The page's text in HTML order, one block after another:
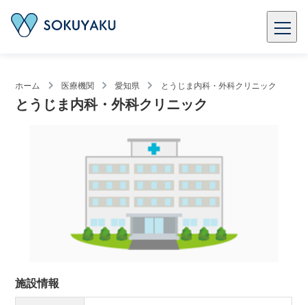
ホーム 医療機関 愛知県 とうじま内科・外科クリニック
とうじま内科・外科クリニック
施設情報